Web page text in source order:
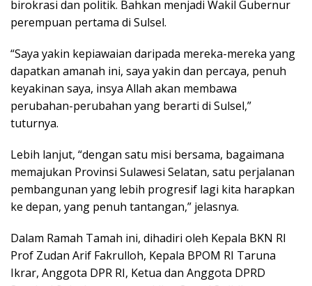
birokrasi dan politik. Bahkan menjadi Wakil Gubernur
perempuan pertama di Sulsel.
“Saya yakin kepiawaian daripada mereka-mereka yang
dapatkan amanah ini, saya yakin dan percaya, penuh
keyakinan saya, insya Allah akan membawa
perubahan-perubahan yang berarti di Sulsel,”
tuturnya.
Lebih lanjut, “dengan satu misi bersama, bagaimana
memajukan Provinsi Sulawesi Selatan, satu perjalanan
pembangunan yang lebih progresif lagi kita harapkan
ke depan, yang penuh tantangan,” jelasnya.
Dalam Ramah Tamah ini, dihadiri oleh Kepala BKN RI
Prof Zudan Arif Fakrulloh, Kepala BPOM RI Taruna
Ikrar, Anggota DPR RI, Ketua dan Anggota DPRD